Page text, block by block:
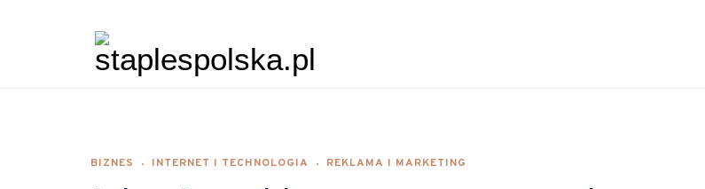
BIZNES INTERNET I TECHNOLOGIA REKLAMA I MARKETING